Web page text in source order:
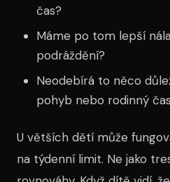
čas?
Máme po tom lepší
podráždění?
Neodebírá to něco
pohyb nebo rodinný
U větších dětí může
na týdenní limit. Ne jako